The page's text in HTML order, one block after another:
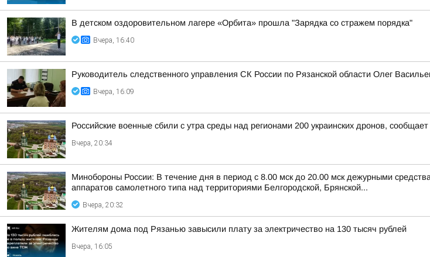
В детском оздоровительном лагере «Орбита» прошла "Зарядка со стражем порядка"
Вчера, 16:40
Руководитель следственного управления СК России по Рязанской области Олег
Вчера, 16:09
Российские военные сбили с утра среды над регионами 200 украинских дронов,
Вчера, 20:34
Минобороны России: В течение дня в период с 8.00 мск до 20.00 мск дежурными
аппаратов самолетного типа над территориями Белгородской, Брянской...
Вчера, 20:32
Жителям дома под Рязанью завысили плату за электричество на 130 тысяч рублей
Вчера, 16:05